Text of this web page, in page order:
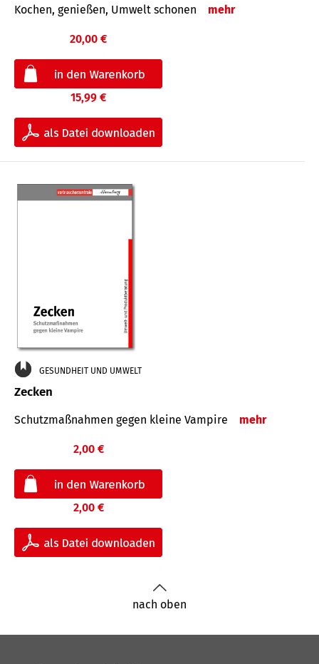
Kochen, genießen, Umwelt schonen mehr
20,00 €
15,99 €
GESUNDHEIT UND UMWELT
Zecken
Schutz­maß­nahmen gegen kleine Vampire mehr
2,00 €
2,00 €
nach oben